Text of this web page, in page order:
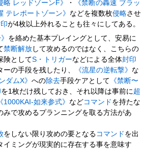
略 レッドゾーンF》 ・
《禁断の轟速 ブラッ
テレポートゾーン》 などを複数枚侵略させ
が4枚以上外れることも往々にしてある。
を絡めた基本プレイングとして、安易に
禁断解放 して攻めるのではなく、こちらの
険としてS・トリガーなどによる全体封印
ーの手段を残したり、 《流星の逆転撃》 な
ダムX》への除去手段ケアとして 《禁断〜
を1枚だけ残しておき、それ以降は事前に 超
《1000KAI-如来参式》 などコマンド を持たな
みで攻めるプランニングを取る方法があ
をしない限り攻めの要となる コマンド を出
イミングが現実的に存在する事を意味す